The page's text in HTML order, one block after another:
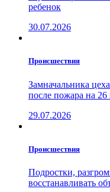
ребенок
30.07.2026
Проиcшествия
Замначальника
после пожара на
29.07.2026
Проиcшествия
Подростки,
восстанавливать